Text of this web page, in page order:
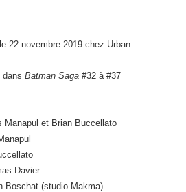
22 novembre 2019 chez Urban
dans Batman Saga #32 à #37
Manapul et Brian Buccellato
Davier
Boschat (studio Makma)